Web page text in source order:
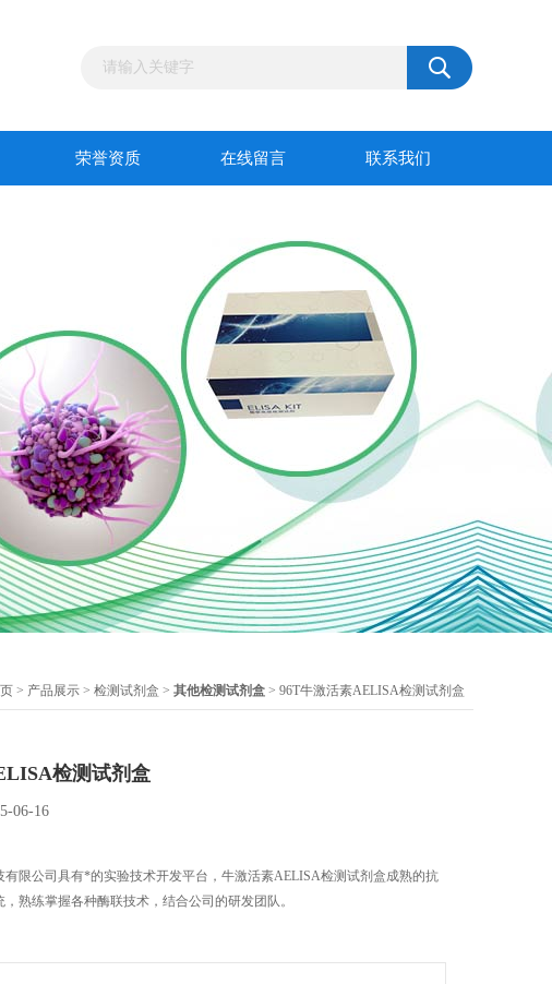
荣誉资质 在线留言 联系我们
> 产品展示 > 检测试剂盒 > 其他检测试剂盒 > 96T牛激活素AELISA检测试剂盒
检测试剂盒
06-16
有限公司具有*的实验技术开发平台，牛激活素AELISA检测试剂盒成熟的抗
熟练掌握各种酶联技术，结合公司的研发团队。